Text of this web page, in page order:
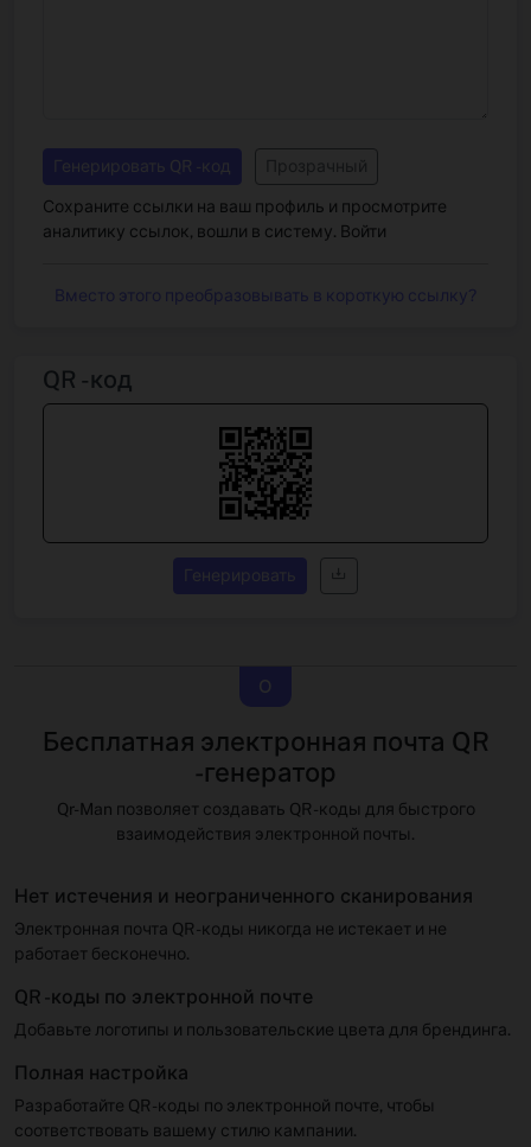
Генерировать QR -код Прозрачный
Сохраните ссылки на ваш профиль и просмотрите
аналитику ссылок, вошли в систему. Войти
Вместо этого преобразовывать в короткую ссылку?
QR -код
Генерировать
О
Бесплатная электронная почта QR
-генератор
Qr-Man позволяет создавать QR -коды для быстрого
взаимодействия электронной почты.
Нет истечения и неограниченного сканирования
Электронная почта QR -коды никогда не истекает и не
работает бесконечно.
QR -коды по электронной почте
Добавьте логотипы и пользовательские цвета для брендинга.
Полная настройка
Разработайте QR -коды по электронной почте, чтобы
соответствовать вашему стилю кампании.